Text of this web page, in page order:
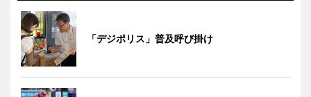
「デジポリス」普及呼び掛け